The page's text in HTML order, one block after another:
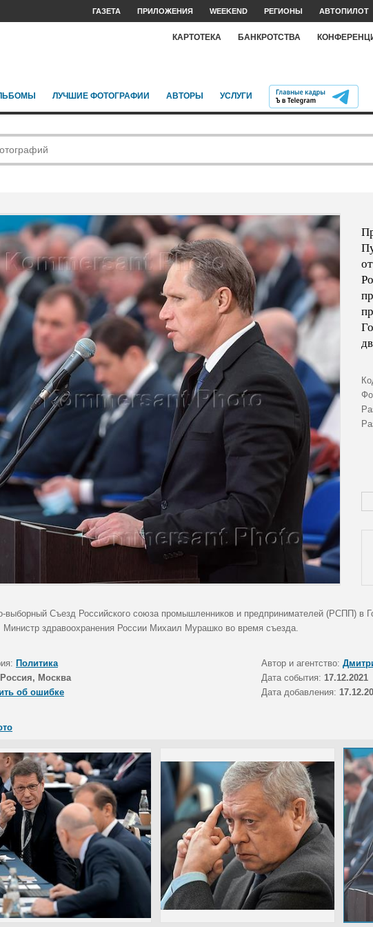
ГАЗЕТА ПРИЛОЖЕНИЯ WEEKEND РЕГИОНЫ АВТОПИЛОТ
КАРТОТЕКА БАНКРОТСТВА
ЛУЧШИЕ ФОТОГРАФИИ АВТОРЫ УСЛУГИ
выборный Съезд Российского союза промышленников и предпринимателей (РСПП) в
Министр здравоохранения России Михаил Мурашко во время съезда.
Политика Автор и агентство:
Россия, Москва Дата события: 17.12.2021
об ошибке
Дата добавления: